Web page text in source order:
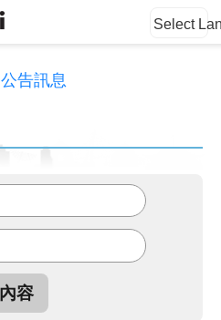
Select
公告訊息